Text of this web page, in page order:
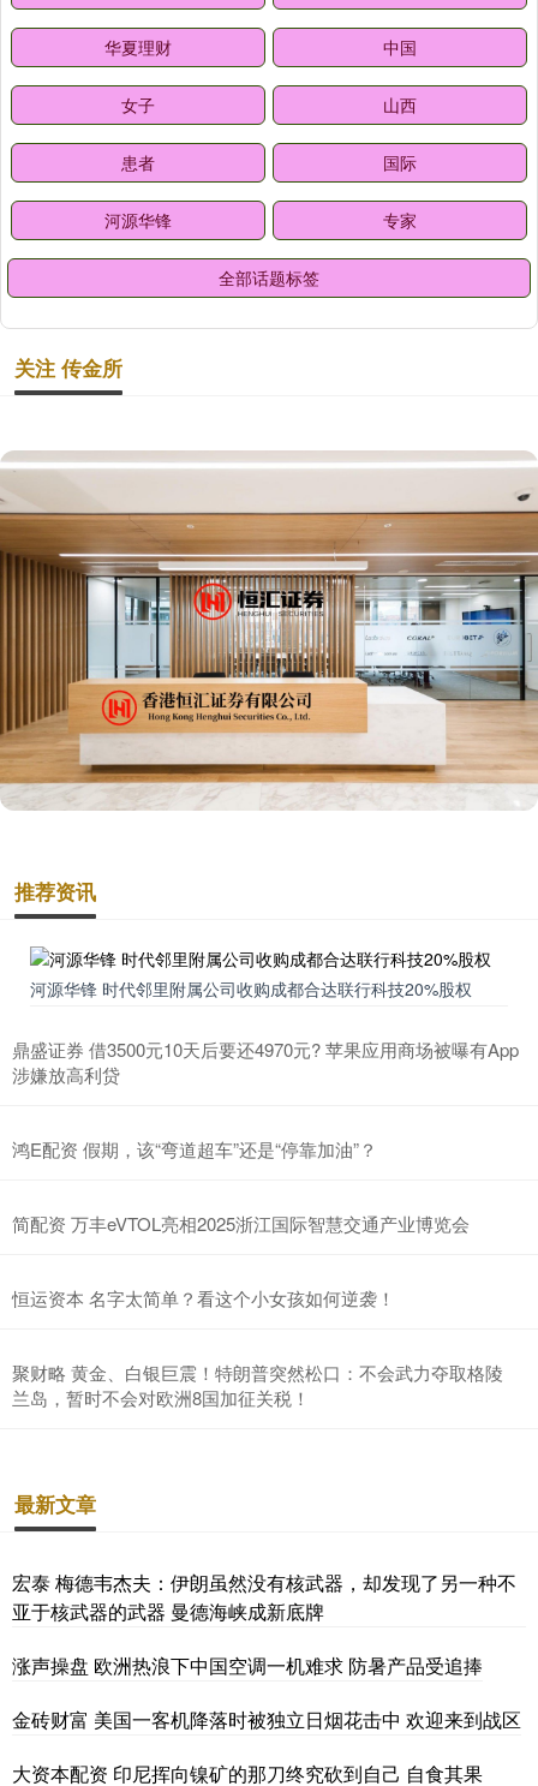
华夏理财 中国
女子 山西
患者 国际
河源华锋 专家
全部话题标签
关注 传金所
推荐资讯
河源华锋 时代邻里附属公司收购成都合达联行科技20%股权
鼎盛证券 借3500元10天后要还4970元? 苹果应用商场被曝有App
涉嫌放高利贷
鸿E配资 假期，该“弯道超车”还是“停靠加油”？
简配资 万丰eVTOL亮相2025浙江国际智慧交通产业博览会
恒运资本 名字太简单？看这个小女孩如何逆袭！
聚财略 黄金、白银巨震！特朗普突然松口：不会武力夺取格陵
兰岛，暂时不会对欧洲8国加征关税！
最新文章
宏泰 梅德韦杰夫：伊朗虽然没有核武器，却发现了另一种不
亚于核武器的武器 曼德海峡成新底牌
涨声操盘 欧洲热浪下中国空调一机难求 防暑产品受追捧
金砖财富 美国一客机降落时被独立日烟花击中 欢迎来到战区
大资本配资 印尼挥向镍矿的那刀终究砍到自己 自食其果